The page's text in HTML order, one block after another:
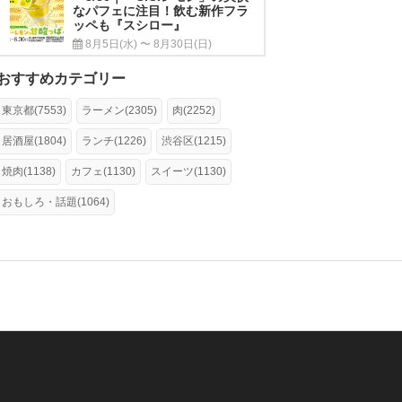
なパフェに注目！飲む新作フラ
ッペも『スシロー』
8月5日(水) 〜 8月30日(日)
すすめカテゴリー
東京都(7553) ラーメン(2305) 肉(2252)
居酒屋(1804) ランチ(1226) 渋谷区(1215)
焼肉(1138) カフェ(1130) スイーツ(1130)
おもしろ・話題(1064)